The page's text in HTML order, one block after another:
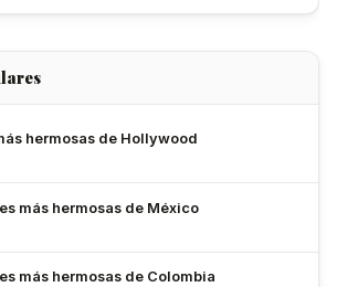
hermosas de Hollywood
más hermosas de México
más hermosas de Colombia